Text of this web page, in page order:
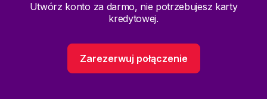
Utwórz konto za darmo, nie potrzebujesz karty
kredytowej.
Zarezerwuj połączenie